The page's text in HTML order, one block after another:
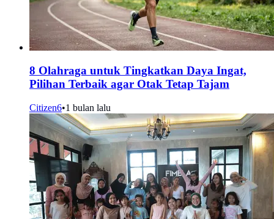
8 Olahraga untuk Tingkatkan Daya Ingat,
Pilihan Terbaik agar Otak Tetap Tajam
Citizen6•1 bulan lalu